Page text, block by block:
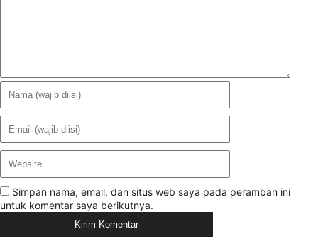
Simpan nama, email, dan situs web saya pada peramban ini
untuk komentar saya berikutnya.